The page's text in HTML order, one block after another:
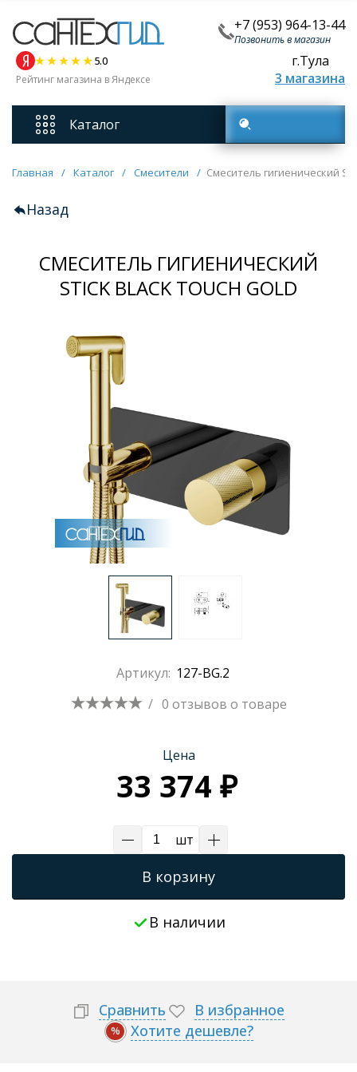
+7 (953) 964-13-44
Позвонить в магазин
5.0
Рейтинг магазина в Яндексе
г.Тула
3 магазина
Каталог
Смесители
Унитазы
Мебель для ванных комнат
Кухонные мойки
Раковины
Душевые кабины
Полотенцесушители
Аксессуары для ванных комнат
Душевые поддоны
Душевые уголки и ограждения
Главная / Каталог / Смесители / Смеситель гигиенический
Назад
СМЕСИТЕЛЬ ГИГИЕНИЧЕСКИЙ
STICK BLACK TOUCH GOLD
Артикул: 127-BG.2
/ 0 отзывов о товаре
Цена
33 374 ₽
шт
В корзину
В наличии
Сравнить В избранное
% Хотите дешевле?